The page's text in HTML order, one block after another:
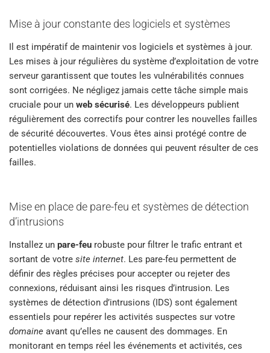
Mise à jour constante des logiciels et systèmes
Il est impératif de maintenir vos logiciels et systèmes à jour.
Les mises à jour régulières du système d’exploitation de votre
serveur garantissent que toutes les vulnérabilités connues
sont corrigées. Ne négligez jamais cette tâche simple mais
cruciale pour un web sécurisé. Les développeurs publient
régulièrement des correctifs pour contrer les nouvelles failles
de sécurité découvertes. Vous êtes ainsi protégé contre de
potentielles violations de données qui peuvent résulter de ces
failles.
Mise en place de pare-feu et systèmes de détection
d’intrusions
Installez un pare-feu robuste pour filtrer le trafic entrant et
sortant de votre site internet. Les pare-feu permettent de
définir des règles précises pour accepter ou rejeter des
connexions, réduisant ainsi les risques d’intrusion. Les
systèmes de détection d’intrusions (IDS) sont également
essentiels pour repérer les activités suspectes sur votre
domaine avant qu’elles ne causent des dommages. En
monitorant en temps réel les événements et activités, ces